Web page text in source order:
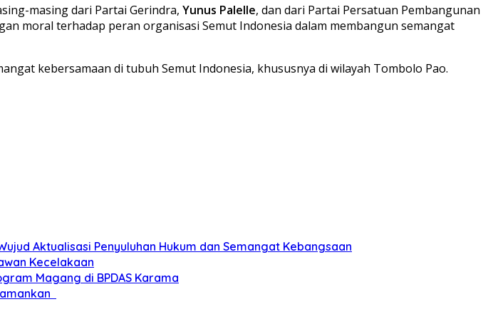
masing dari Partai Gerindra, Yunus Palelle, dan dari Partai Persatuan Pembangunan
moral terhadap peran organisasi Semut Indonesia dalam membangun semangat
kebersamaan di tubuh Semut Indonesia, khususnya di wilayah Tombolo Pao.
Aktualisasi Penyuluhan Hukum dan Semangat Kebangsaan
Kecelakaan
Magang di BPDAS Karama